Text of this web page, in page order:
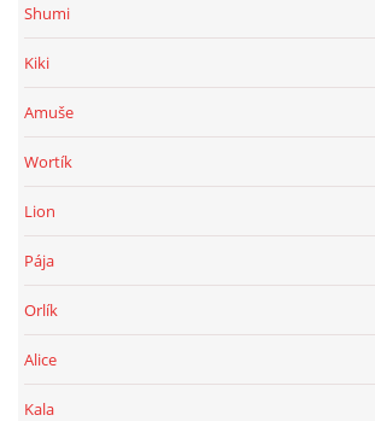
Shumi
Kiki
Amuše
Wortík
Lion
Pája
Orlík
Alice
Kala